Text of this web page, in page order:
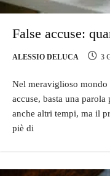
False accuse:
ALESSIO DELUCA 3
Nel meraviglioso mondo
accuse, basta una
anche altri tempi, ma il
piè di